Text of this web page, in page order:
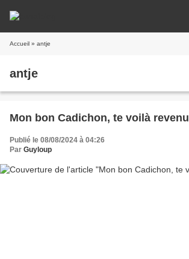
Accueil » antje
antje
Mon bon Cadichon, te voilà revenu
Publié le 08/08/2024 à 04:26
Par Guyloup